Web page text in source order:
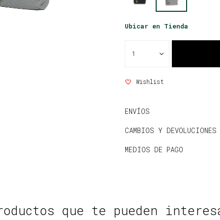
Ubicar en Tienda
1
ENVÍOS
CAMBIOS Y DEVOLUCIONES
MEDIOS DE PAGO
que te pueden